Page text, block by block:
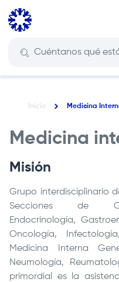
Pasar
principal
navegación
Inicio Medicina
Medicina
Misión
Grupo interdisciplinario
Secciones de
Endocrinología,
Oncología,
Medicina Interna
Neumología,
primordial es la